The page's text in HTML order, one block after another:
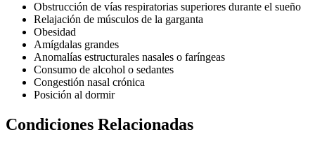
Obstrucción de vías respiratorias superiores durante el sueño
Relajación de músculos de la garganta
Obesidad
Amígdalas grandes
Anomalías estructurales nasales o faríngeas
Consumo de alcohol o sedantes
Congestión nasal crónica
Posición al dormir
Condiciones Relacionadas